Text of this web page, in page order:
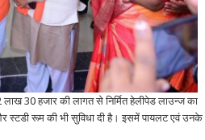
30 हजार की लागत से निर्मित हेलीपेड लाउन्ज का
स्टडी रूम की भी सुविधा दी है। इसमें पायलट एवं उनके